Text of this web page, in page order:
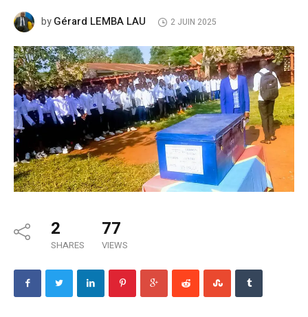
byGérard LEMBA LAU 2 JUIN 2025
2
SHARES
77
VIEWS